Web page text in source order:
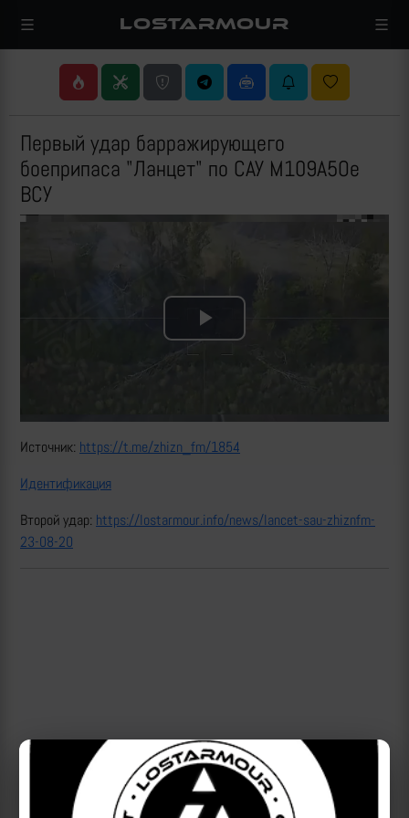
LOSTARMOUR
Первый удар барражирующего
боеприпаса "Ланцет" по САУ M109A5Oe
ВСУ
Play
Источник: https://t.me/zhizn_fm/1854
Идентификация
Второй удар: https://lostarmour.info/news/lancet-sau-zhiznfm-
23-08-20